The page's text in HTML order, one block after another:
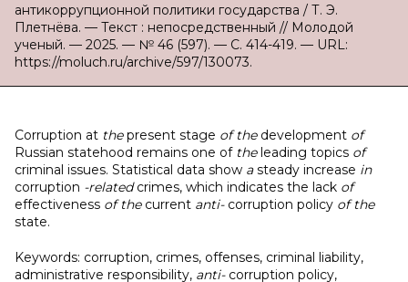
антикоррупционной политики государства / Т. Э.
Плетнёва. — Текст : непосредственный // Молодой
ученый. — 2025. — № 46 (597). — С. 414-419. — URL:
https://moluch.ru/archive/597/130073.
Corruption at thepresent stage of the development of
Russian statehood remains one of theleading topics of
criminal issues. Statistical data show asteady increase in
corruption -relatedcrimes, which indicates the lack of
effectiveness of the current anti- corruption policy of the
state.
Keywords: corruption, crimes, offenses, criminal liability,
administrative responsibility, anti- corruption policy,